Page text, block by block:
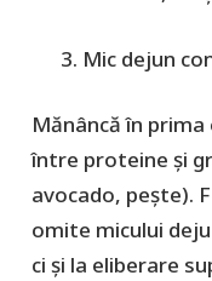
Mic dejun
Mănâncă în
între proteine şi
avocado, pește).
omite micului
ci și la eliberare